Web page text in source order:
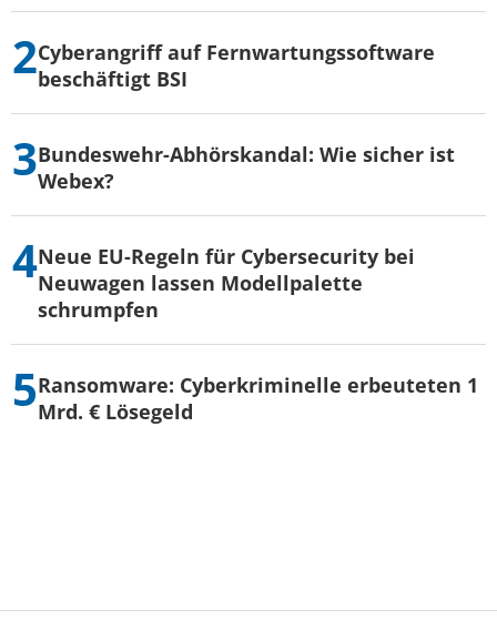
Cyberangriff auf Fernwartungssoftware
beschäftigt BSI
Bundeswehr-Abhörskandal: Wie sicher ist
Webex?
Neue EU-Regeln für Cybersecurity bei
Neuwagen lassen Modellpalette
schrumpfen
Ransomware: Cyberkriminelle erbeuteten 1
Mrd. € Lösegeld